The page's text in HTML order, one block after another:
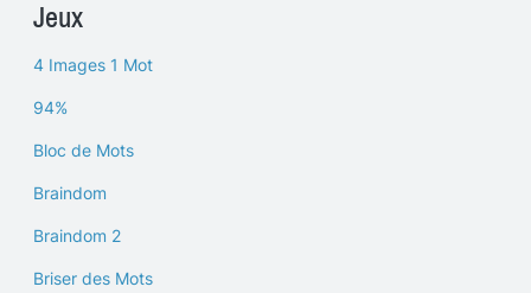
Jeux
4 Images 1 Mot
94%
Bloc de Mots
Braindom
Braindom 2
Briser des Mots